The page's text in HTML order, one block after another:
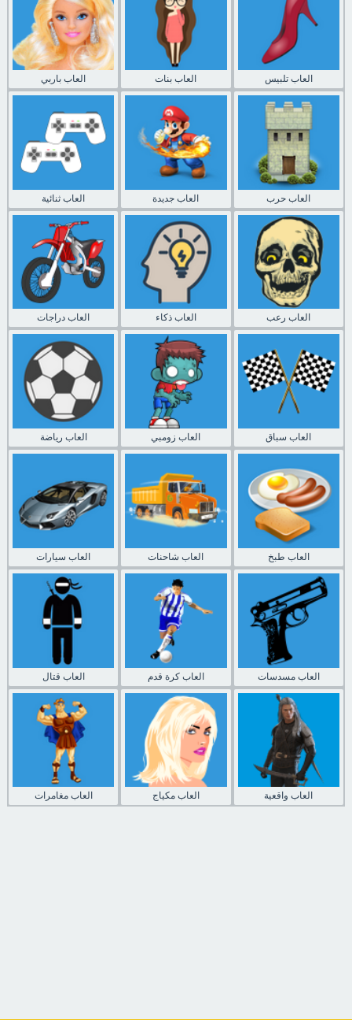
العاب باربي العاب بنات العاب تلبيس
العاب ثنائية العاب جديدة العاب حرب
العاب دراجات العاب ذكاء العاب رعب
العاب رياضة العاب زومبي العاب سباق
العاب سيارات العاب شاحنات العاب طبخ
العاب قتال العاب كرة قدم العاب مسدسات
العاب مغامرات العاب مكياج العاب واقعية